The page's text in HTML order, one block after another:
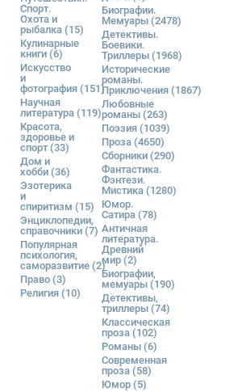
Спорт.
Охота и
рыбалка (15)
Кулинарные
книги (6)
Искусство
и
фотография (151)
Научная
литература (119)
Красота,
здоровье и
спорт(33)
Дом и
хобби (36)
Эзотерика
и
спиритизм (15)
Энциклопедии,
справочники (7)
Популярная
психология,
саморазвитие (2)
Право (3)
Религия (10)
Биографии.
Мемуары (2478)
Детективы.
Боевики.
Триллеры (1968)
Исторические
романы.
Приключения (1867)
Любовные
романы (263)
Поэзия (1039)
Проза (4650)
Сборники (290)
Фантастика.
Фэнтези.
Мистика (1280)
Юмор.
Сатира (78)
Античная
литература.
Древний
мир (2)
Биографии,
мемуары (190)
Детективы,
триллеры (74)
Классическая
проза (102)
Романы (6)
Современная
проза (58)
Юмор (5)